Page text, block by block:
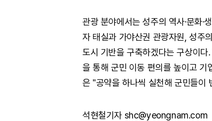
관광 분야에서는 성주의 역사·문화
자 태실과 가야산권 관광자원, 성주
도시 기반을 구축하겠다는 구상이
을 통해 군민 이동 편의를 높이고 기
은 "공약을 하나씩 실천해 군민들이
석현철기자 shc@yeongnam.com